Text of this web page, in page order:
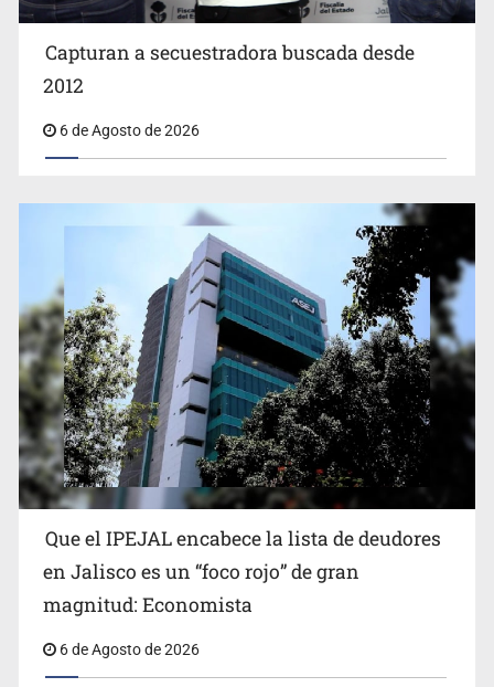
Cae ex mando por agresión a ex pareja y procesan a
agente por abuso a menor
Capturan a secuestradora buscada desde
2012
6 de Agosto de 2026
Que el IPEJAL encabece la lista de deudores
en Jalisco es un “foco rojo” de gran
magnitud: Economista
6 de Agosto de 2026